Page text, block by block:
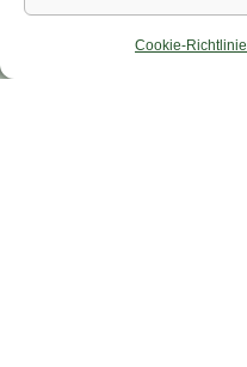
Cookie-Richtlinie